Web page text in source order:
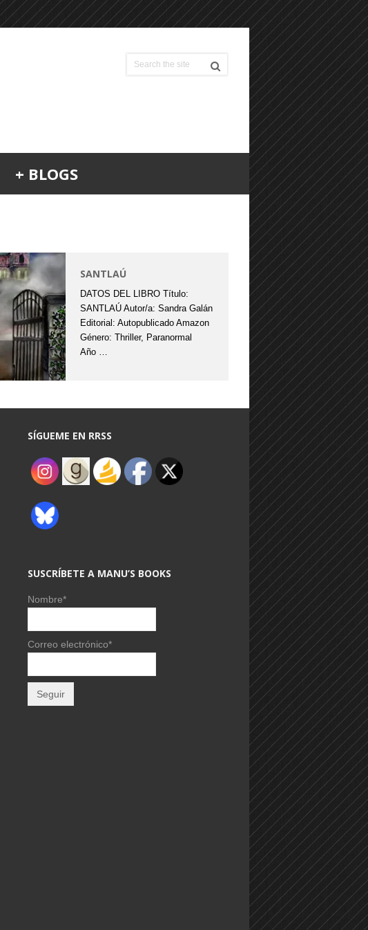
+ BLOGS
SANTLAÚ
DATOS DEL LIBRO Título:
SANTLAÚ Autor/a: Sandra Galán
Editorial: Autopublicado Amazon
Género: Thriller, Paranormal
Año …
SÍGUEME EN RRSS
SUSCRÍBETE A MANU’S BOOKS
Nombre*
Correo electrónico*